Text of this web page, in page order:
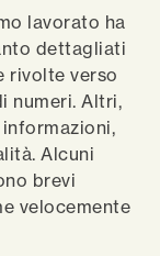
lavorato ha
dettagliati
rivolte verso
numeri. Altri,
informazioni,
Alcuni
brevi
velocemente